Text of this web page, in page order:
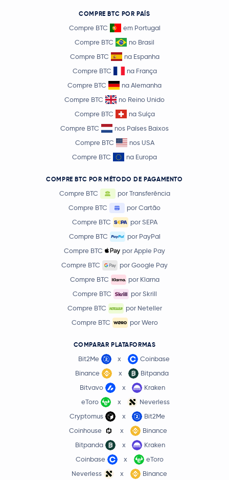
COMPRE BTC POR PAÍS
Compre BTC
em Portugal
Compre BTC
no Brasil
Compre BTC
na Espanha
Compre BTC
na França
Compre BTC
na Alemanha
Compre BTC
no Reino Unido
Compre BTC
na Suíça
Compre BTC
nos Países Baixos
Compre BTC
nos USA
Compre BTC
na Europa
COMPRE BTC POR MÉTODO DE PAGAMENTO
Compre BTC
por Transferência
Compre BTC
por Cartão
Compre BTC
por SEPA
Compre BTC
por PayPal
Compre BTC
por Apple Pay
Compre BTC
por Google Pay
Compre BTC
por Klarna
Compre BTC
por Skrill
Compre BTC
por Neteller
Compre BTC
por Wero
COMPARAR PLATAFORMAS
Bit2Me x
Coinbase
Binance
x
Bitpanda
Bitvavo
x
Kraken
eToro
x
Neverless
Cryptomus
x
Bit2Me
Coinhouse
x
Binance
Bitpanda
x
Kraken
Coinbase
x
eToro
Neverless
x Binance